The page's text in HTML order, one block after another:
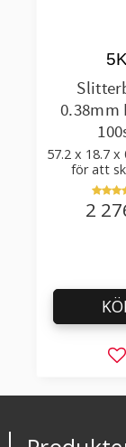
0.38mm
57.2 x 18.7 x
för att
plastfilm
2